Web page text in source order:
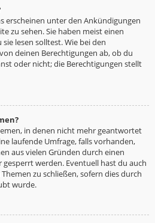
erscheinen unter den Ankündigungen
zu sehen. Sie haben meist einen
lesen solltest. Wie bei den
deinen Berechtigungen ab, ob du
oder nicht; die Berechtigungen stellt
in denen nicht mehr geantwortet
laufende Umfrage, falls vorhanden,
aus vielen Gründen durch einen
werden. Eventuell hast du auch
zu schließen, sofern dies durch
wurde.